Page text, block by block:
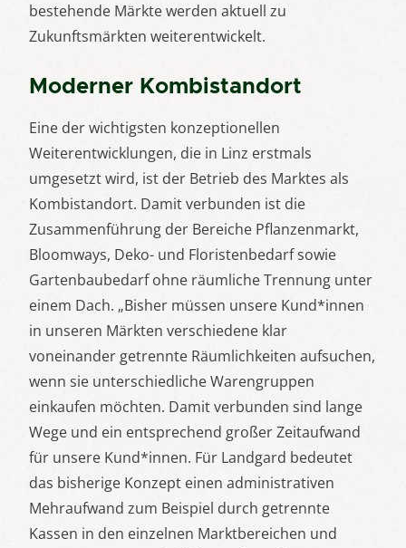
bestehende Märkte werden aktuell zu
Zukunftsmärkten weiterentwickelt.
Moderner Kombistandort
Eine der wichtigsten konzeptionellen
Weiterentwicklungen, die in Linz erstmals
umgesetzt wird, ist der Betrieb des Marktes als
Kombistandort. Damit verbunden ist die
Zusammenführung der Bereiche Pflanzenmarkt,
Bloomways, Deko- und Floristenbedarf sowie
Gartenbaubedarf ohne räumliche Trennung unter
einem Dach. „Bisher müssen unsere Kund*innen
in unseren Märkten verschiedene klar
voneinander getrennte Räumlichkeiten aufsuchen,
wenn sie unterschiedliche Warengruppen
einkaufen möchten. Damit verbunden sind lange
Wege und ein entsprechend großer Zeitaufwand
für unsere Kund*innen. Für Landgard bedeutet
das bisherige Konzept einen administrativen
Mehraufwand zum Beispiel durch getrennte
Kassen in den einzelnen Marktbereichen und